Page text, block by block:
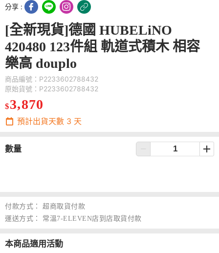
分享 :
[全新現貨]德國 HUBELiNO
420480 123件組 軌道式積木 相容
樂高 douplo
商品編號：P2233602788432
原始貨號：P2233602788432
$3,870
預計出貨天數 3 天
數量
付款方式：
超商取貨付款
運送方式：
常溫7-ELEVEN店到店取貨付款
本商品適用活動